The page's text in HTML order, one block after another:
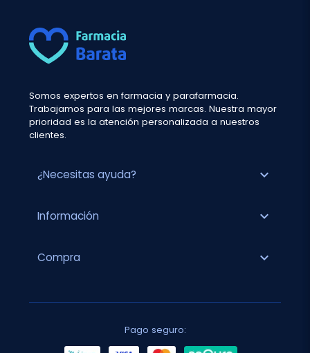
Somos expertos en farmacia y parafarmacia.
Trabajamos para las mejores marcas. Nuestra mayor
prioridad es la atención personalizada a nuestros
clientes.
¿Necesitas ayuda? expand_more
Información expand_more
Compra expand_more
Pago seguro: